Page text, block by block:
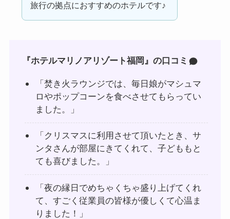
旅行の拠点におすすめのホテルです♪
『ホテルマリノアリゾート福岡』の口コミ
「焚き火ラウンジでは、毎日娘がマシュマ
ロやポップコーンを食べさせてもらってい
ました。」
「クリスマスに利用させて頂いたとき、サ
ンタさんが部屋にきてくれて、子どももと
ても喜びました。」
「夜の縁日でめちゃくちゃ盛り上げてくれ
て、すごく従業員の皆様が優しくて心温ま
りました！」